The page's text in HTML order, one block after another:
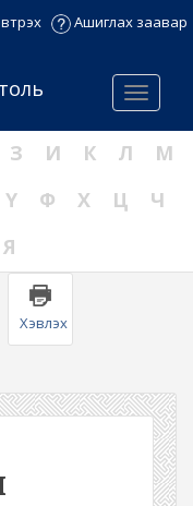
Ашиглах заавар
Menu
З И К Л
М
Ү Ф Х Ц
Ч
Я
Хэвлэх